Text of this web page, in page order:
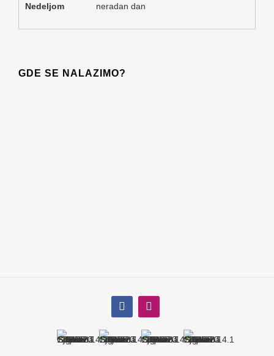
Nedeljom neradan dan
GDE SE NALAZIMO?